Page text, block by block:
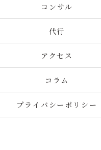
コンサル
代行
アクセス
コラム
プライバシーポリシー